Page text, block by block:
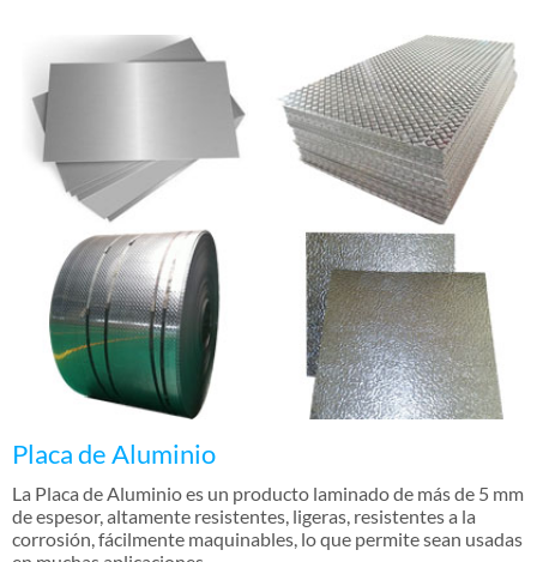
Placa de Aluminio
La Placa de Aluminio es un producto laminado de más de 5 mm
de espesor, altamente resistentes, ligeras, resistentes a la
corrosión, fácilmente maquinables, lo que permite sean usadas